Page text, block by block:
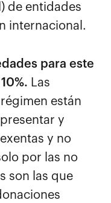
de entidades
internacional.
para este
Las
están
y
y no
por las no
son las que